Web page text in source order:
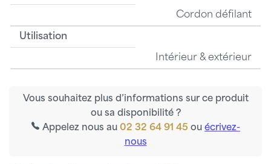
Cordon défilant
Utilisation
Intérieur & extérieur
Vous souhaitez plus d’informations sur ce produit
ou sa disponibilité ?
Appelez nous au 02 32 64 91 45 ou écrivez-
nous